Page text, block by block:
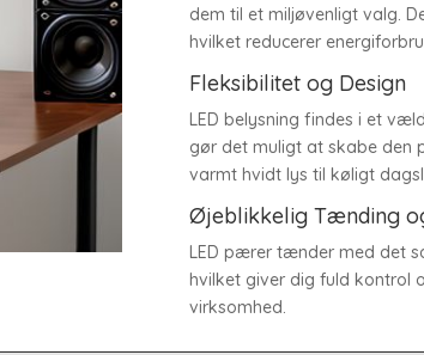
dem til et miljøvenligt valg.
hvilket reducerer
Fleksibilitet og Design
LED belysning findes i et
gør det muligt at skabe den
varmt hvidt lys til køligt
Øjeblikkelig Tænding
LED pærer tænder med det
hvilket giver dig fuld kontrol
virksomhed.